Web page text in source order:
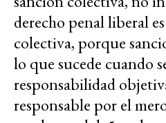
derecho penal liberal
colectiva, porque
lo que sucede cuando
responsabilidad
responsable por el